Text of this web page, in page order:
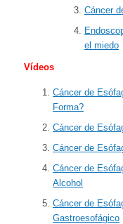
Cáncer
el miedo
Vídeos
Cáncer de
Forma?
Cáncer de
Cáncer de
Cáncer de
Alcohol
Cáncer de
Gastroesofágico